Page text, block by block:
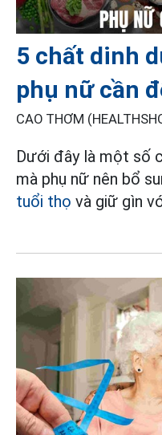
5 chất dinh
phụ nữ cần
CAO THƠM
Dưới đây là một số
mà phụ nữ nên bổ
tuổi thọ và giữ gìn